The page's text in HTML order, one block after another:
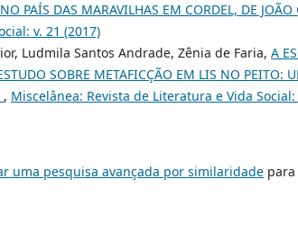
PAÍS DAS MARAVILHAS EM CORDEL, DE JOÃO
v. 21 (2017)
Ludmila Santos Andrade, Zênia de Faria, A
SOBRE METAFICÇÃO EM LIS NO PEITO:
, Miscelânea: Revista de Literatura e Vida Social:
uma pesquisa avançada por similaridade